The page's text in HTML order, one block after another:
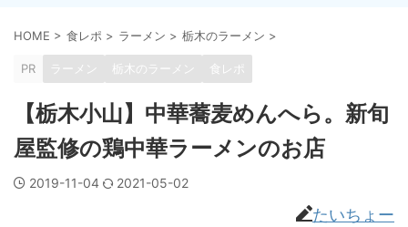
HOME > 食レポ > ラーメン > 栃木のラーメン >
PR ラーメン 栃木のラーメン 食レポ
【栃木小山】中華蕎麦めんへら。新旬
屋監修の鶏中華ラーメンのお店
2019-11-04 2021-05-02
たいちょー